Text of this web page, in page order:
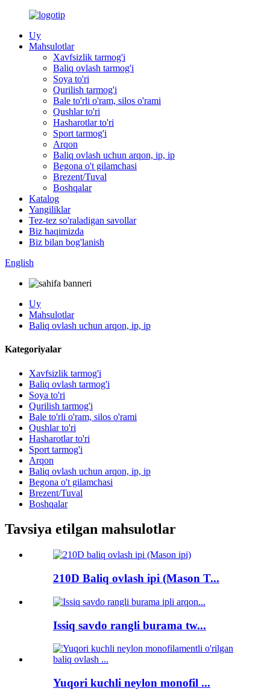
Uy
Mahsulotlar
Xavfsizlik tarmog'i
Baliq ovlash tarmog'i
Soya to'ri
Qurilish tarmog'i
Bale to'rli o'ram, silos o'rami
Qushlar to'ri
Hasharotlar to'ri
Sport tarmog'i
Arqon
Baliq ovlash uchun arqon, ip, ip
Begona o't gilamchasi
Brezent/Tuval
Boshqalar
Katalog
Yangiliklar
Tez-tez so'raladigan savollar
Biz haqimizda
Biz bilan bog'lanish
English
Uy
Mahsulotlar
Baliq ovlash uchun arqon, ip, ip
Kategoriyalar
Xavfsizlik tarmog'i
Baliq ovlash tarmog'i
Soya to'ri
Qurilish tarmog'i
Bale to'rli o'ram, silos o'rami
Qushlar to'ri
Hasharotlar to'ri
Sport tarmog'i
Arqon
Baliq ovlash uchun arqon, ip, ip
Begona o't gilamchasi
Brezent/Tuval
Boshqalar
Tavsiya etilgan mahsulotlar
210D Baliq ovlash ipi (Mason T...
Issiq savdo rangli burama tw...
Yuqori kuchli neylon monofil ...